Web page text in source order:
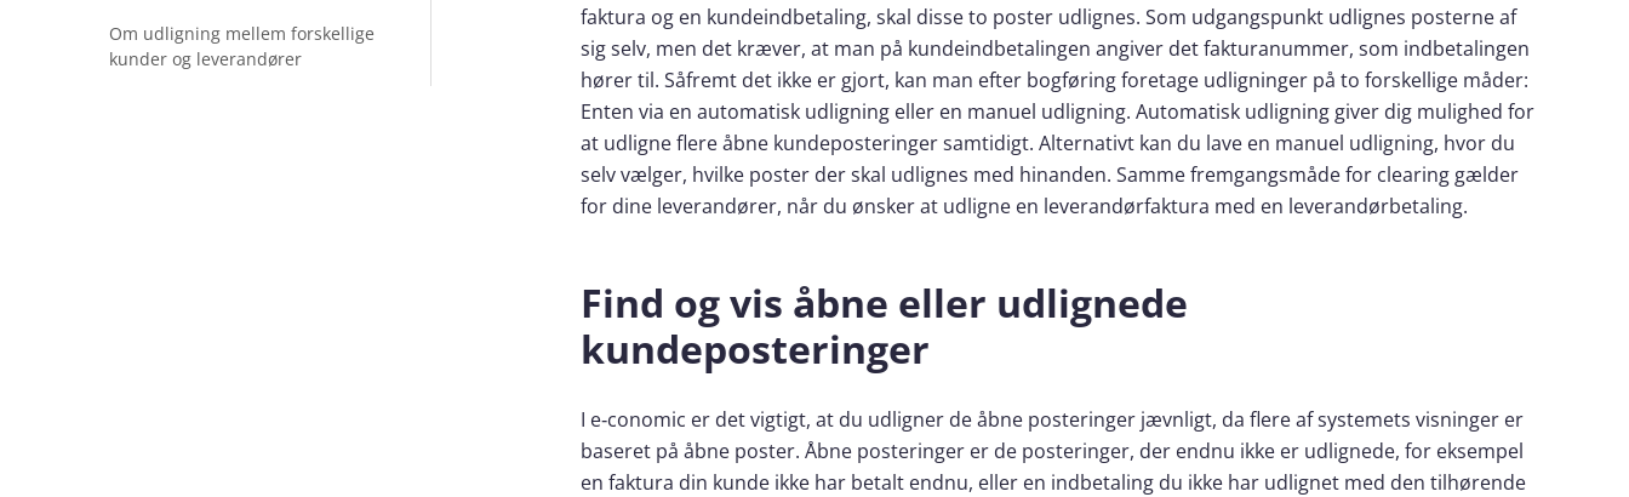
Om udligning mellem forskellige
kunder og leverandører
faktura og en kundeindbetaling, skal disse to poster udlignes. Som udgangspunkt udlignes posterne af
sig selv, men det kræver, at man på kundeindbetalingen angiver det fakturanummer, som indbetalingen
hører til. Såfremt det ikke er gjort, kan man efter bogføring foretage udligninger på to forskellige måder:
Enten via en automatisk udligning eller en manuel udligning. Automatisk udligning giver dig mulighed for
at udligne flere åbne kundeposteringer samtidigt. Alternativt kan du lave en manuel udligning, hvor du
selv vælger, hvilke poster der skal udlignes med hinanden. Samme fremgangsmåde for clearing gælder
for dine leverandører, når du ønsker at udligne en leverandørfaktura med en leverandørbetaling.
Find og vis åbne eller udlignede
kundeposteringer
I e‑conomic er det vigtigt, at du udligner de åbne posteringer jævnligt, da flere af systemets visninger er
baseret på åbne poster. Åbne posteringer er de posteringer, der endnu ikke er udlignede, for eksempel
en faktura din kunde ikke har betalt endnu, eller en indbetaling du ikke har udlignet med den tilhørende